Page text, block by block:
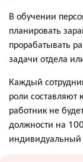
В обучении
планировать
прорабатывать
задачи отдела
Каждый
роли составляют
работник не
должности на
индивидуальный